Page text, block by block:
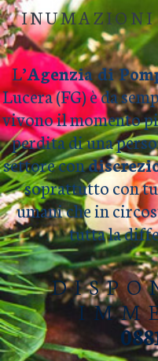
L’Agenzia di
Lucera (FG) è da
vivono il momento
perdita di una
settore con
soprattutto con
umani che in
tutta la